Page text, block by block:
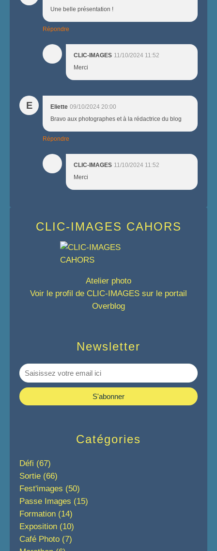
Une belle présentation !
Répondre
CLIC-IMAGES 11/10/2024 11:52
Merci
E Eliette 09/10/2024 20:00
Bravo aux photographes et à la rédactrice du blog
Répondre
CLIC-IMAGES 11/10/2024 11:52
Merci
Newsletter
Catégories
Défi (67)
Sortie (66)
Fest'images (50)
Passe Images (15)
Formation (14)
Exposition (10)
Café Photo (7)
CLIC-IMAGES CAHORS
Atelier photo
Voir le profil de CLIC-IMAGES sur le portail
Overblog